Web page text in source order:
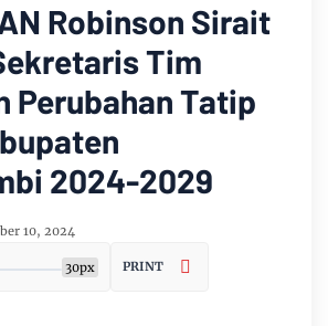
Robinson Sirait
Tim
Perubahan Tatip
2024-2029
10, 2024
30px PRINT